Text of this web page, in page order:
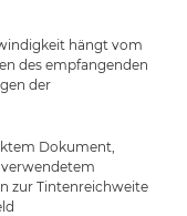
hängt vom
des empfangenden
der
Dokument,
zur Tintenreichweite